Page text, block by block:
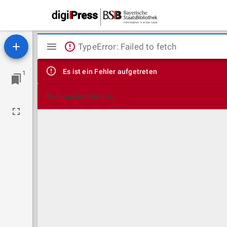
1
Mirador
Viewer
TypeError: Failed to fetch
Es ist ein Fehler aufgetreten
Technische Details